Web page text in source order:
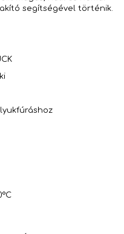
segítségével történik.